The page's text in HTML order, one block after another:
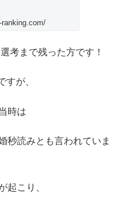
考まで残った方です！
すが、
時は
秒読みとも言われていま
起こり、